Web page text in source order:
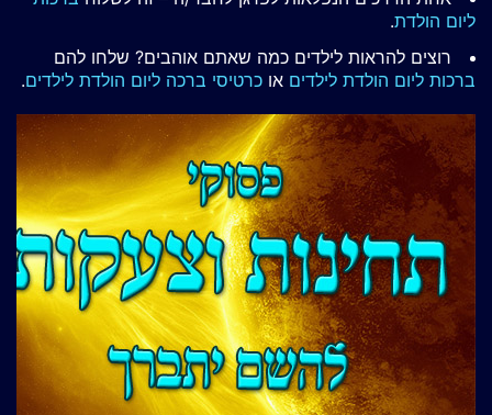
ליום הולדת.
רוצים להראות לילדים כמה שאתם אוהבים? שלחו להם
ברכות ליום הולדת לילדים או כרטיסי ברכה ליום הולדת לילדים.